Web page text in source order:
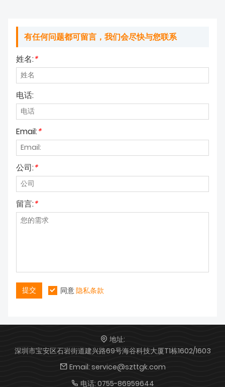
有任何问题都可留言，我们会尽快与您联系
姓名:*
电话:
Email:*
公司:*
留言:*
提交 同意隐私条款
地址:
深圳市宝安区石岩街道建兴路69号海谷科技大厦T1栋1602/1603
Email: service@szttgk.com
电话: 0755-86959644